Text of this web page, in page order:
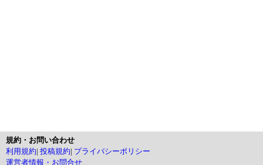
規約・お問い合わせ
利用規約| 投稿規約| プライバシーポリシー
運営者情報・お問合せ